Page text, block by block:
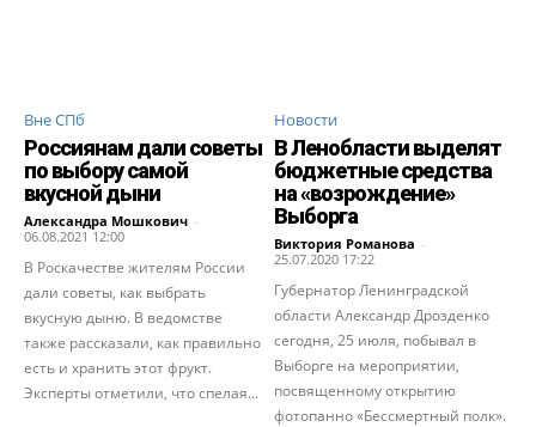
Вне СПб
Россиянам дали советы
по выбору самой
вкусной дыни
Александра Мошкович -
06.08.2021 12:00
В Роскачестве жителям России
дали советы, как выбрать
вкусную дыню. В ведомстве
также рассказали, как правильно
есть и хранить этот фрукт.
Эксперты отметили, что спелая...
Новости
В Ленобласти выделят
бюджетные средства
на «возрождение»
Выборга
Виктория Романова -
25.07.2020 17:22
Губернатор Ленинградской
области Александр Дрозденко
сегодня, 25 июля, побывал в
Выборге на мероприятии,
посвященному открытию
фотопанно «Бессмертный полк».